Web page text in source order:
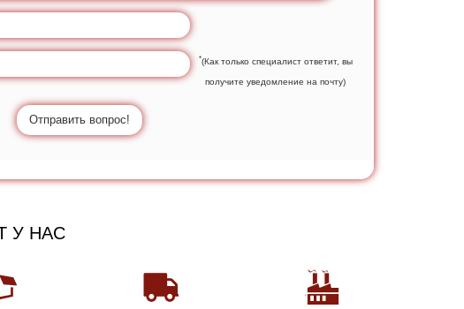
*(Как только специалист ответит, вы
получите уведомление на почту)
Отправить вопрос!
У НАС